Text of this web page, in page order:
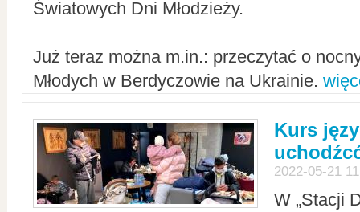
Światowych Dni Młodzieży.
Już teraz można m.in.: przeczytać o
Młodych w Berdyczowie na Ukrainie.
Kurs
2022-05-21
W „Stacji